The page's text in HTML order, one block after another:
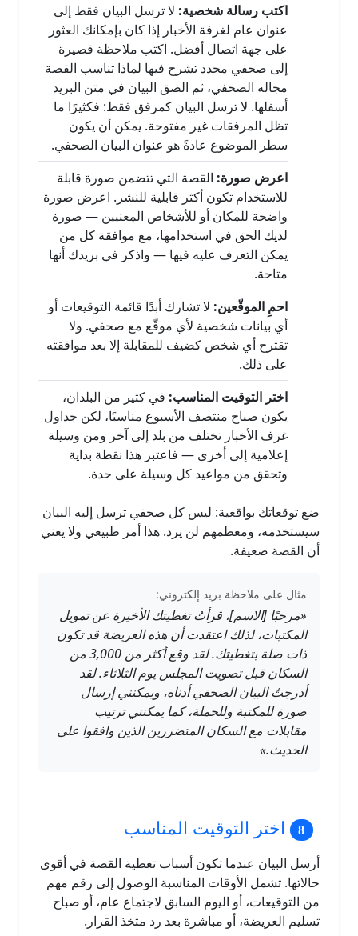
اكتب رسالة شخصية: لا ترسل البيان فقط إلى
عنوان عام لغرفة الأخبار إذا كان بإمكانك العثور
على جهة اتصال أفضل. اكتب ملاحظة قصيرة
إلى صحفي محدد تشرح فيها لماذا تناسب القصة
مجاله الصحفي، ثم الصق البيان في متن البريد
أسفلها. لا ترسل البيان كمرفق فقط: فكثيرًا ما
تظل المرفقات غير مفتوحة. يمكن أن يكون
سطر الموضوع عادةً هو عنوان البيان الصحفي.
اعرض صورة: القصة التي تتضمن صورة قابلة
للاستخدام تكون أكثر قابلية للنشر. اعرض صورة
واضحة للمكان أو للأشخاص المعنيين — صورة
لديك الحق في استخدامها، مع موافقة كل من
يمكن التعرف عليه فيها — واذكر في بريدك أنها
متاحة.
احمِ الموقّعين: لا تشارك أبدًا قائمة التوقيعات أو
أي بيانات شخصية لأي موقّع مع صحفي. ولا
تقترح أي شخص كضيف للمقابلة إلا بعد موافقته
على ذلك.
اختر التوقيت المناسب: في كثير من البلدان،
يكون صباح منتصف الأسبوع مناسبًا، لكن جداول
غرف الأخبار تختلف من بلد إلى آخر ومن وسيلة
إعلامية إلى أخرى — فاعتبر هذا نقطة بداية
وتحقق من مواعيد كل وسيلة على حدة.
ضع توقعاتك بواقعية: ليس كل صحفي ترسل إليه البيان
سيستخدمه، ومعظمهم لن يرد. هذا أمر طبيعي ولا يعني
أن القصة ضعيفة.
مثال على ملاحظة بريد إلكتروني:
«مرحبًا [الاسم]، قرأتُ تغطيتك الأخيرة عن تمويل
المكتبات، لذلك اعتقدت أن هذه العريضة قد تكون
ذات صلة بتغطيتك. لقد وقع أكثر من 3,000 من
السكان قبل تصويت المجلس يوم الثلاثاء. لقد
أدرجتُ البيان الصحفي أدناه، ويمكنني إرسال
صورة للمكتبة وللحملة، كما يمكنني ترتيب
مقابلات مع السكان المتضررين الذين وافقوا على
الحديث.»
اختر التوقيت المناسب
أرسل البيان عندما تكون أسباب تغطية القصة في أقوى
حالاتها. تشمل الأوقات المناسبة الوصول إلى رقم مهم
من التوقيعات، أو اليوم السابق لاجتماع عام، أو صباح
تسليم العريضة، أو مباشرة بعد رد متخذ القرار.